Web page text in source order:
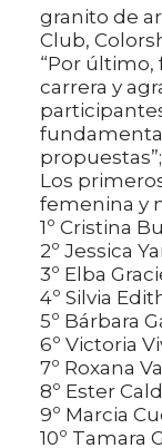
granito de
Club,
“Por último,
carrera y
Los
femenina y
1º Cristina
2º Jessica
3º Elba
4º Silvia
5º Bárbara
6º Victoria
7º Roxana
8º Ester
9º Marcia
10º Tamara